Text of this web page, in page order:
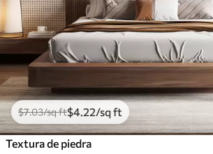
$7.03/sq ft$4.22/sq ft
Textura de piedra